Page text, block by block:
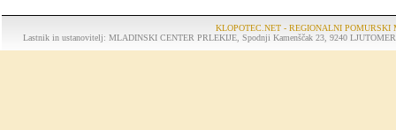
KLOPOTEC.NET - REGIONALNI POMURSKI
Lastnik in ustanovitelj: MLADINSKI CENTER PRLEKIJE, Spodnji Kamenščak 23, 9240